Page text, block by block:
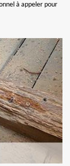
à appeler pour